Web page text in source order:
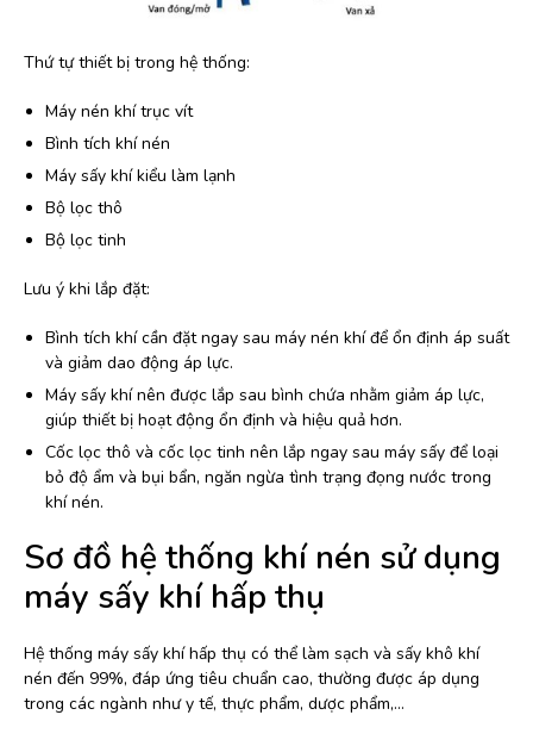
Thứ tự thiết bị trong hệ thống:
Máy nén khí trục vít
Bình tích khí nén
Máy sấy khí kiểu làm lạnh
Bộ lọc thô
Bộ lọc tinh
Lưu ý khi lắp đặt:
Bình tích khí cần đặt ngay sau máy nén khí để ổn định áp suất
và giảm dao động áp lực.
Máy sấy khí nên được lắp sau bình chứa nhằm giảm áp lực,
giúp thiết bị hoạt động ổn định và hiệu quả hơn.
Cốc lọc thô và cốc lọc tinh nên lắp ngay sau máy sấy để loại
bỏ độ ẩm và bụi bẩn, ngăn ngừa tình trạng đọng nước trong
khí nén.
Sơ đồ hệ thống khí nén sử dụng
máy sấy khí hấp thụ
Hệ thống máy sấy khí hấp thụ có thể làm sạch và sấy khô khí
nén đến 99%, đáp ứng tiêu chuẩn cao, thường được áp dụng
trong các ngành như y tế, thực phẩm, dược phẩm,…